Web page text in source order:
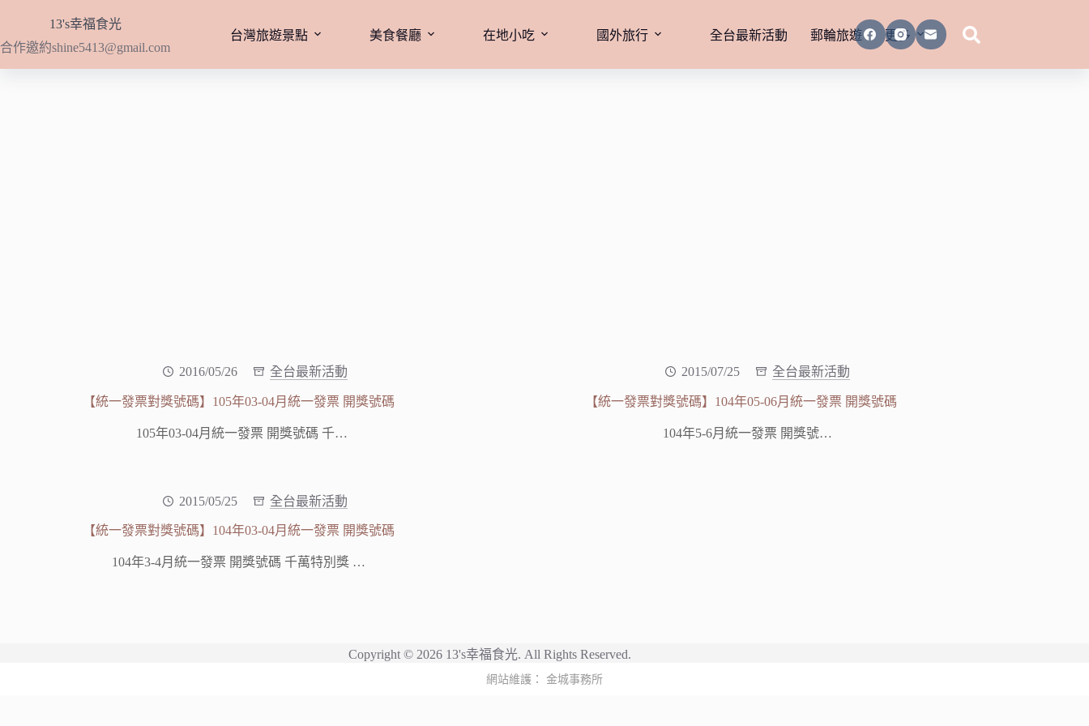
主
要
13's幸福食光
合作邀約shine5413@gmail.com
台灣旅遊景點 美食餐廳 在地小吃 國外旅行 全台最新活動 郵輪旅遊 更多
2016/05/26 全台最新活動
【統一發票對獎號碼】105年03-04月統一發票 開獎號碼
105年03-04月統一發票 開獎號碼 千…
2015/07/25 全台最新活動
【統一發票對獎號碼】104年05-06月統一發票 開獎號碼
104年5-6月統一發票 開獎號…
2015/05/25 全台最新活動
【統一發票對獎號碼】104年03-04月統一發票 開獎號碼
104年3-4月統一發票 開獎號碼 千萬特別獎 …
Copyright © 2026 13's幸福食光. All Rights Reserved.
網站維護： 金城事務所